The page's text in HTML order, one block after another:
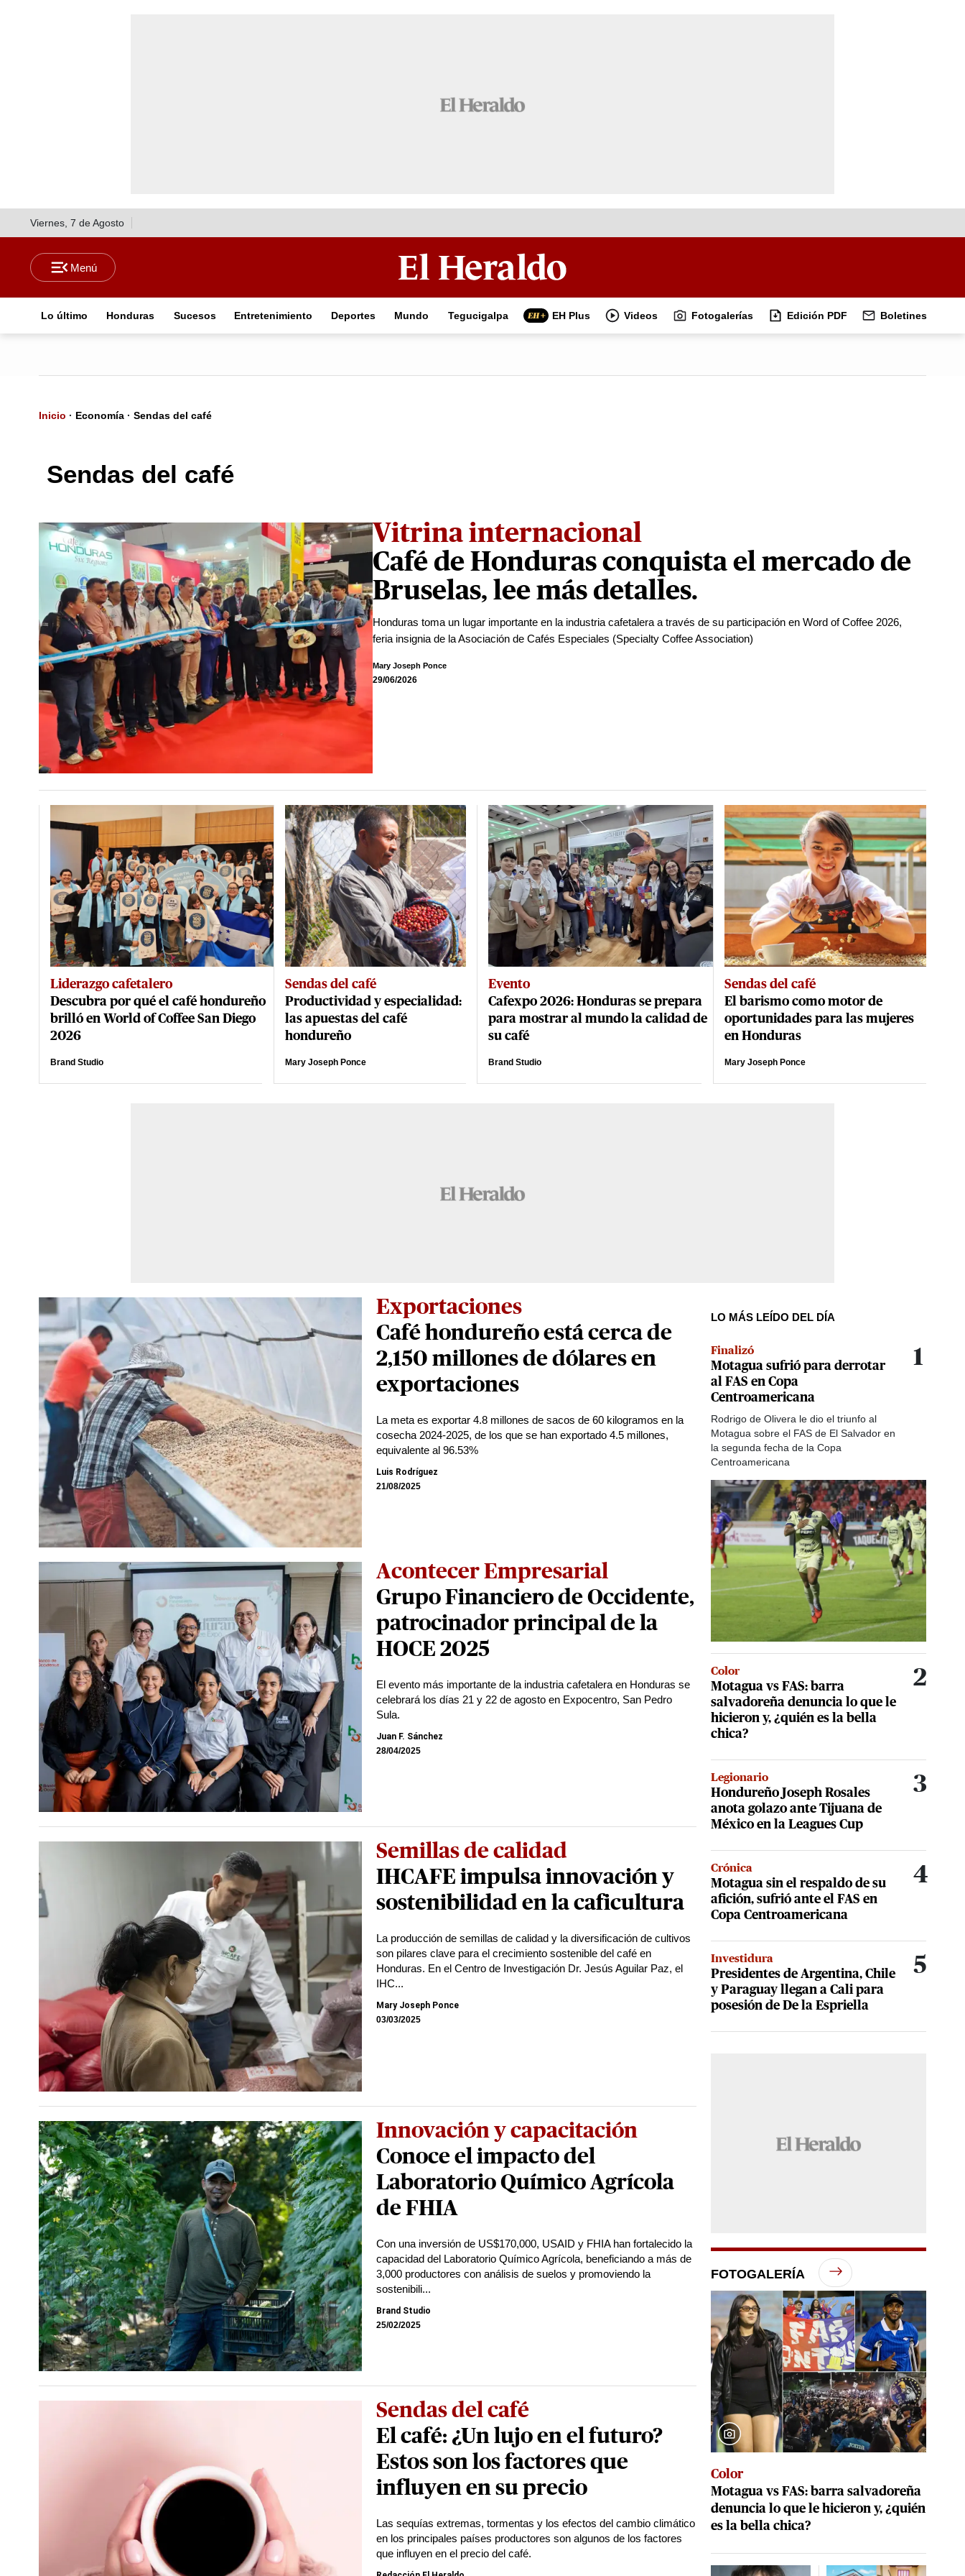
Viernes, 7 de Agosto
Lo último Honduras Sucesos Entretenimiento Deportes Mundo Tegucigalpa EH Plus Videos Fotogalerías Edición PDF Boletines
Inicio · Economía · Sendas del café
Sendas del café
Vitrina internacional
Café de Honduras conquista el mercado de
Bruselas, lee más detalles.
Honduras toma un lugar importante en la industria cafetalera a través de su participación en Word of Coffee 2026,
feria insignia de la Asociación de Cafés Especiales (Specialty Coffee Association)
Mary Joseph Ponce
29/06/2026
Liderazgo cafetalero
Descubra por qué el café hondureño
brilló en World of Coffee San Diego
2026
Brand Studio
Sendas del café
Productividad y especialidad:
las apuestas del café
hondureño
Mary Joseph Ponce
Evento
Cafexpo 2026: Honduras se prepara
para mostrar al mundo la calidad de
su café
Brand Studio
Sendas del café
El barismo como motor de
oportunidades para las mujeres
en Honduras
Mary Joseph Ponce
Exportaciones
Café hondureño está cerca de
2,150 millones de dólares en
exportaciones
La meta es exportar 4.8 millones de sacos de 60 kilogramos en la
cosecha 2024-2025, de los que se han exportado 4.5 millones,
equivalente al 96.53%
Luis Rodríguez
21/08/2025
Acontecer Empresarial
Grupo Financiero de Occidente,
patrocinador principal de la
HOCE 2025
El evento más importante de la industria cafetalera en Honduras se
celebrará los días 21 y 22 de agosto en Expocentro, San Pedro
Sula.
Juan F. Sánchez
28/04/2025
Semillas de calidad
IHCAFE impulsa innovación y
sostenibilidad en la caficultura
La producción de semillas de calidad y la diversificación de cultivos
son pilares clave para el crecimiento sostenible del café en
Honduras. En el Centro de Investigación Dr. Jesús Aguilar Paz, el
IHC...
Mary Joseph Ponce
03/03/2025
Innovación y capacitación
Conoce el impacto del
Laboratorio Químico Agrícola
de FHIA
Con una inversión de US$170,000, USAID y FHIA han fortalecido la
capacidad del Laboratorio Químico Agrícola, beneficiando a más de
3,000 productores con análisis de suelos y promoviendo la
sostenibili...
Brand Studio
25/02/2025
Sendas del café
El café: ¿Un lujo en el futuro?
Estos son los factores que
influyen en su precio
Las sequías extremas, tormentas y los efectos del cambio climático
en los principales países productores son algunos de los factores
que influyen en el precio del café.
LO MÁS LEÍDO DEL DÍA
Finalizó
Motagua sufrió para derrotar
al FAS en Copa
Centroamericana
Rodrigo de Olivera le dio el triunfo al
Motagua sobre el FAS de El Salvador en
la segunda fecha de la Copa
Centroamericana
1
Color
Motagua vs FAS: barra
salvadoreña denuncia lo que le
hicieron y, ¿quién es la bella
chica?
2
Legionario
Hondureño Joseph Rosales
anota golazo ante Tijuana de
México en la Leagues Cup
3
Crónica
Motagua sin el respaldo de su
afición, sufrió ante el FAS en
Copa Centroamericana
4
Investidura
Presidentes de Argentina, Chile
y Paraguay llegan a Cali para
posesión de De la Espriella
5
FOTOGALERÍA
Color
Motagua vs FAS: barra salvadoreña
denuncia lo que le hicieron y, ¿quién
es la bella chica?